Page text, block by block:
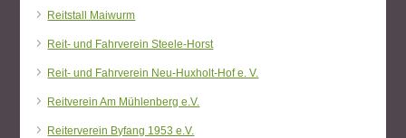
Reitstall Maiwurm
Reit- und Fahrverein Steele-Horst
Reit- und Fahrverein Neu-Huxholt-Hof e. V.
Reitverein Am Mühlenberg e.V.
Reiterverein Byfang 1953 e.V.